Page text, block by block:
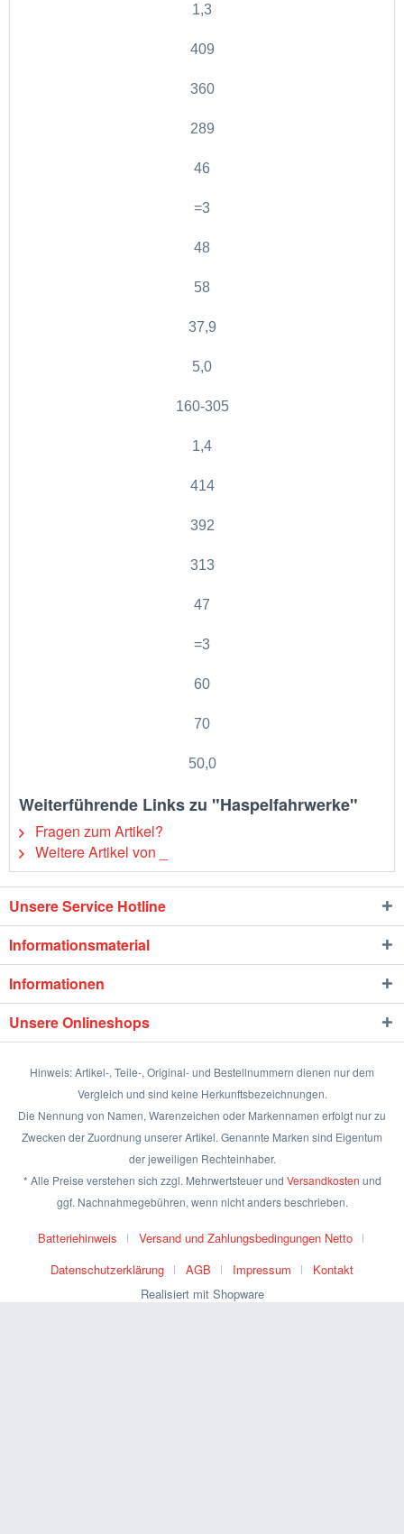
1,3
409
360
289
46
=3
48
58
37,9
5,0
160-305
1,4
414
392
313
47
=3
60
70
50,0
Weiterführende Links zu "Haspelfahrwerke"
Fragen zum Artikel?
Weitere Artikel von _
Unsere Service Hotline
Informationsmaterial
Informationen
Unsere Onlineshops
Hinweis: Artikel-, Teile-, Original- und Bestellnummern dienen nur dem
Vergleich und sind keine Herkunftsbezeichnungen.
Die Nennung von Namen, Warenzeichen oder Markennamen erfolgt nur zu
Zwecken der Zuordnung unserer Artikel. Genannte Marken sind Eigentum
der jeweiligen Rechteinhaber.
* Alle Preise verstehen sich zzgl. Mehrwertsteuer und Versandkosten und
ggf. Nachnahmegebühren, wenn nicht anders beschrieben.
Batteriehinweis
Versand und Zahlungsbedingungen Netto
Datenschutzerklärung
AGB Impressum
Kontakt
Realisiert mit Shopware